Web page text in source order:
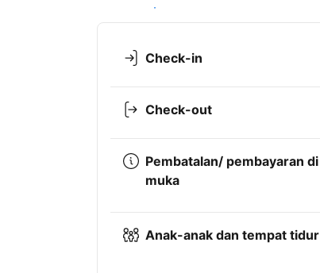
Lihat ketersediaan
Check-in
Check-out
Pembatalan/ pembayaran di
muka
Anak-anak dan tempat tidur